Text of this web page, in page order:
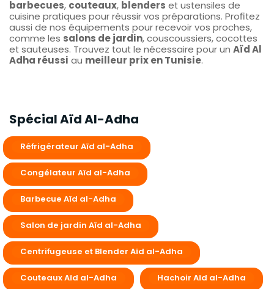
barbecues, couteaux, blenders et ustensiles de
cuisine pratiques pour réussir vos préparations. Profitez
aussi de nos équipements pour recevoir vos proches,
comme les salons de jardin, couscoussiers, cocottes
et sauteuses. Trouvez tout le nécessaire pour un Aïd Al
Adha réussi au meilleur prix en Tunisie.
Spécial Aïd Al-Adha
Réfrigérateur Aïd al-Adha
Congélateur Aïd al-Adha
Barbecue Aïd al-Adha
Salon de jardin Aïd al-Adha
Centrifugeuse et Blender Aïd al-Adha
Couteaux Aïd al-Adha Hachoir Aïd al-Adha